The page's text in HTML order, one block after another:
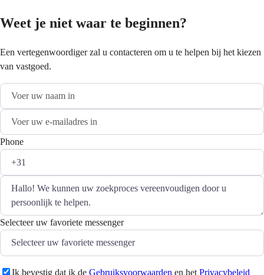
Weet je niet waar te beginnen?
Een vertegenwoordiger zal u contacteren om u te helpen bij het kiezen
van vastgoed.
Phone
Selecteer uw favoriete messenger
Ik bevestig dat ik de Gebruiksvoorwaarden en het Privacybeleid